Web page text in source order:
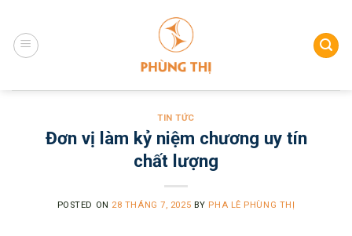
content
TIN TỨC
Đơn vị làm kỷ niệm chương uy tín
chất lượng
POSTED ON 28 THÁNG 7, 2025 BY PHA LÊ PHÙNG THỊ